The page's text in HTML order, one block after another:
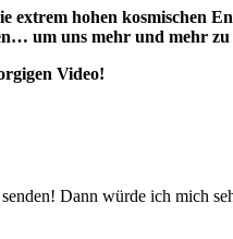
hohen kosmischen
um uns mehr und mehr
Video!
Dann würde ich mich